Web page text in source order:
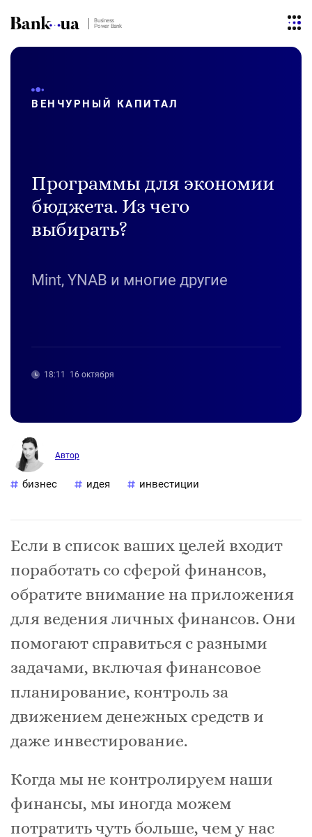
Business
Power Bank
ВЕНЧУРНЫЙ КАПИТАЛ
Программы для экономии
бюджета. Из чего
выбирать?
Mint, YNAB и многие другие
18:11 16 октября
Автор
бизнес идея инвестиции
Если в список ваших целей входит
поработать со сферой финансов,
обратите внимание на приложения
для ведения личных финансов. Они
помогают справиться с разными
задачами, включая финансовое
планирование, контроль за
движением денежных средств и
даже инвестирование.
Когда мы не контролируем наши
финансы, мы иногда можем
потратить чуть больше, чем у нас